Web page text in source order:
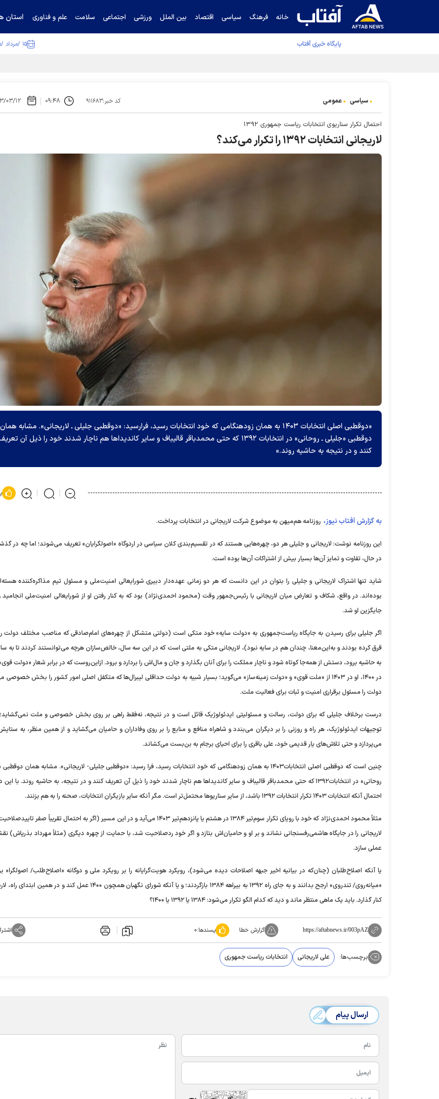
خانه فرهنگ سیاسی اقتصاد بین الملل ورزشی اجتماعی سلامت علم و فناوری استان
پایگاه خبری آفتاب ۱۵ /مرداد /۱۴۰۵
سیاسی عمومی کد خبر:۹۱۱۶۸۳ ۰۹:۴۸ ۱۴۰۳/
احتمال تکرار سناریوی انتخابات ریاست جمهوری ۱۳۹۲
لاریجانی انتخابات ۱۳۹۲ را تکرار می‌کند؟
«دوقطبی اصلی انتخابات ۱۴۰۳ به همان زودهنگامی که خود انتخابات رسید، فرارسید: «دوقطبی جلیلی ـ لاریجانی». مشابه همان
دوقطبی «جلیلی ـ روحانی» در انتخابات ۱۳۹۲ که حتی محمدباقر قالیباف و سایر کاندیداها هم ناچار شدند خود را ذیل آن
کنند و در نتیجه به حاشیه روند.»
به گزارش آفتاب نیوز، روزنامه هم‌میهن به موضوع شرکت لاریجانی در انتخابات پرداخت.
این روزنامه نوشت: لاریجانی و جلیلی هر دو، چهره‌هایی هستند که در تقسیم‌بندی کلان سیاسی در اردوگاه «اصولگرایان» تعریف می‌شوند؛ اما چه در
در حال، تفاوت و تمایز آن‌ها بسیار بیش از اشتراکات آن‌ها بوده است.
شاید تنها اشتراک لاریجانی و جلیلی را بتوان در این دانست که هر دو زمانی عهده‌دار دبیری شورایعالی امنیت‌ملی و مسئول تیم مذاکره‌کننده
بوده‌اند. در واقع، شکاف و تعارض میان لاریجانی با رئیس‌جمهور وقت (محمود احمدی‌نژاد) بود که به کنار رفتن او از شورایعالی امنیت‌ملی انجامید
جایگزین او شد.
اگر جلیلی برای رسیدن به جایگاه ریاست‌جمهوری به «دولت سایه» خود متکی است (دولتی متشکل از چهره‌های امام‌صادقی که مناصب مختلف دولت
قرق کرده بودند و به‌این‌معنا، چندان هم در سایه نبود)، لاریجانی متکی به ملتی است که در این سه سال، خالص‌سازان هرچه می‌توانستند کردند تا به
به حاشیه برود، دستش از همه‌جا کوتاه شود و ناچار مملکت را برای آنان بگذارد و جان و مال‌اش را بردارد و برود. ازاین‌روست که در برابر شعار «دولت
در ۱۴۰۰، او در ۱۴۰۳ از «ملت قوی» و «دولت زمینه‌ساز» می‌گوید؛ بسیار شبیه به دولت حداقلی لیبرال‌ها که متکفل اصلی امور کشور را بخش خصوصی
دولت را مسئول برقراری امنیت و ثبات برای فعالیت ملت.
درست برخلاف جلیلی که برای دولت، رسالت و مسئولیتی ایدئولوژیک قائل است و در نتیجه، نه‌فقط راهی بر روی بخش خصوصی و ملت نمی‌گشاید؛
توجیهات ایدئولوژیک، هر راه و روزنی را بر دیگران می‌بندد و شاهراه منافع و منابع را بر روی وفاداران و حامیان می‌گشاید و از همین منظر، به
می‌پردازد و حتی تلاش‌های یار قدیمی خود، علی باقری را برای احیای برجام به بن‌بست می‌کشاند.
چنین است که دوقطبی اصلی انتخابات۱۴۰۳ به همان زودهنگامی که خود انتخابات رسید، فرا رسید: «دوقطبی جلیلی- لاریجانی». مشابه همان
روحانی» در انتخابات۱۳۹۲ که حتی محمدباقر قالیباف و سایر کاندیدا‌ها هم ناچار شدند خود را ذیل آن تعریف کنند و در نتیجه، به حاشیه روند. با
احتمال آنکه انتخابات ۱۴۰۳ تکرار انتخابات ۱۳۹۲ باشد، از سایر سناریو‌ها محتمل‌تر است. مگر آنکه سایر بازیگران انتخابات، صحنه را به هم بزنند.
مثلاً محمود احمدی‌نژاد که خود با رویای تکرار سوم‌تیر ۱۳۸۴ در هشتم یا پانزدهم‌تیر ۱۴۰۳ می‌آید و در این مسیر (اگر به احتمال تقریباً صفر
لاریجانی را در جایگاه هاشمی‌رفسنجانی نشاند و بر او و حامیان‌اش بتازد و اگر خود ردصلاحیت شد، با حمایت از چهره دیگری (مثلاً مهرداد بذرپاش)
عملی سازد.
یا آنکه اصلاح‌طلبان (چنان‌که در بیانیه اخیر جبهه اصلاحات دیده می‌شود)، رویکرد هویت‌گرایانه را بر رویکرد ملی و دوگانه «اصلاح‌طلب/ اصولگرا»
«میانه‌روی/ تندروی» ارجح بدانند و به جای راه ۱۳۹۲ به بیراهه ۱۳۸۴ بازگردند؛ و یا آنکه شورای نگهبان همچون ۱۴۰۰ عمل کند و در
کنار گذارد. باید یک ماهی منتظر ماند و دید که کدام الگو تکرار می‌شود: ۱۳۸۴ یا ۱۳۹۲ یا ۱۴۰۰؟
https://aftabnews.ir/003pAZ گزارش خطا پسندها:۰
برچسب‌ها: علی لاریجانی انتخابات ریاست جمهوری
ارسال پیام